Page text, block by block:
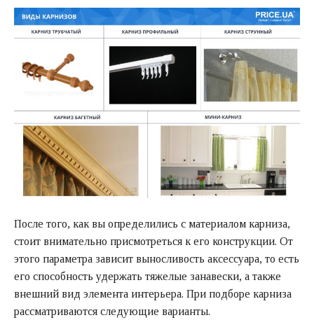
После того, как вы определились с материалом карниза,
стоит внимательно присмотреться к его конструкции. От
этого параметра зависит выносливость аксессуара, то есть
его способность удержать тяжелые занавески, а также
внешний вид элемента интерьера. При подборе карниза
рассматриваются следующие варианты.